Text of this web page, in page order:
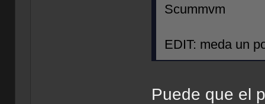
Scummvm
EDIT: meda un
Puede que el